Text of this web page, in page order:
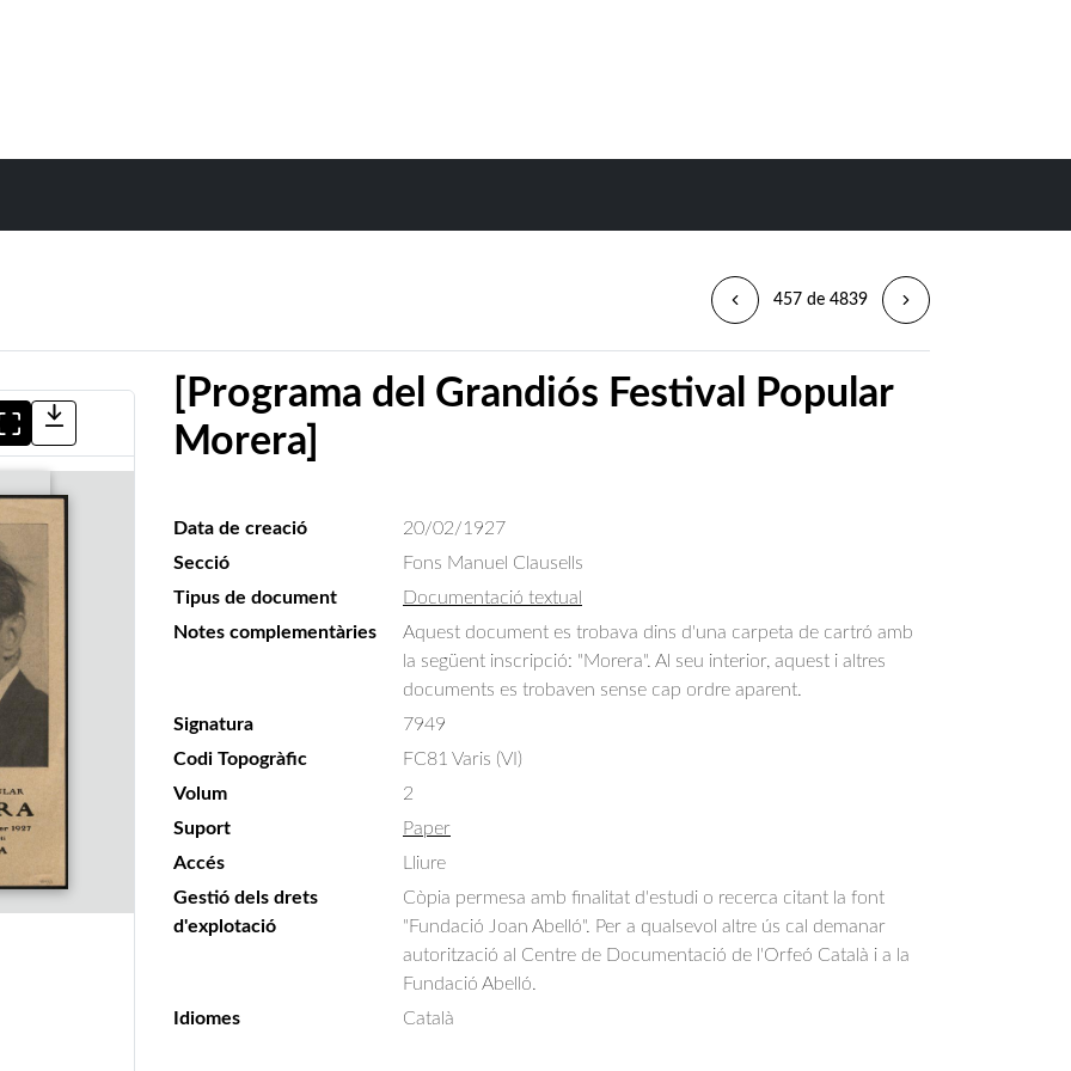
457 de 4839
[Programa del Grandiós Festival Popular
Morera]
Data de creació
20/02/1927
Secció
Fons Manuel Clausells
Tipus de document
Documentació textual
Notes complementàries
Aquest document es trobava dins d'una carpeta de cartró amb
la següent inscripció: "Morera". Al seu interior, aquest i altres
documents es trobaven sense cap ordre aparent.
Signatura
7949
Codi Topogràfic
FC81 Varis (VI)
Volum
2
Suport
Paper
Accés
Lliure
Gestió dels drets
d'explotació
Còpia permesa amb finalitat d'estudi o recerca citant la font
"Fundació Joan Abelló". Per a qualsevol altre ús cal demanar
autorització al Centre de Documentació de l'Orfeó Català i a la
Fundació Abelló.
Idiomes
Català